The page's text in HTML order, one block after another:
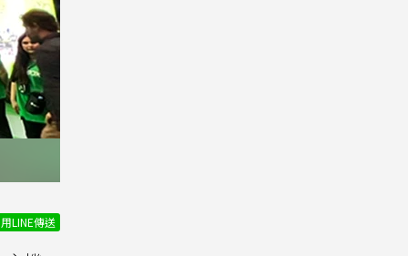
用LINE傳送